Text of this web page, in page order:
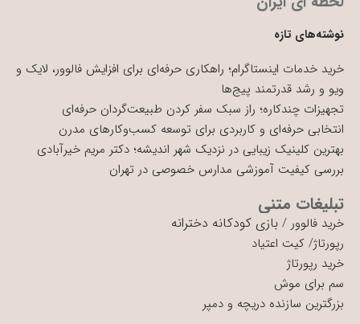
نوشته‌های تازه
خرید خدمات اینستاگرام؛ راهکاری حرفه‌ای برای افزایش فالوور، لایک و
ویو و رشد قدرتمند پیج‌ها
تجهیزات چندکاره؛ راز سبک سفر کردن طبیعت‌گردان حرفه‌ای
انتخابی حرفه‌ای و کاربردی برای توسعه کسب‌وکارهای مدرن
بهترین کلینیک زیبایی در نزدیک شهر اندیشه؛ دکتر مریم خیرآبادی
بررسی کیفیت آموزشی مدارس خصوصی در تهران
تبلیغات متنی
خرید فالوور / بازی کودکانه دخترانه
رپورتاژ/ کیت اعتیاد
خرید رپورتاژ
سم برای موش
بزرگترین سازنده دریچه و دمپر